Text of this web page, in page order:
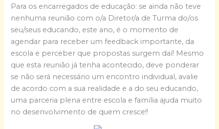
Para os encarregados de educação: se ainda não teve
nenhuma reunião com o/a Diretor/a de Turma do/os
seu/seus educando, este ano, é o momento de
agendar para receber um feedback importante, da
escola e perceber que propostas surgem daí! Mesmo
que esta reunião já tenha acontecido, deve ponderar
se não será necessário um encontro individual, avalie
de acordo com a sua realidade e a do seu educando,
uma parceria plena entre escola e família ajuda muito
no desenvolvimento de quem cresce!!